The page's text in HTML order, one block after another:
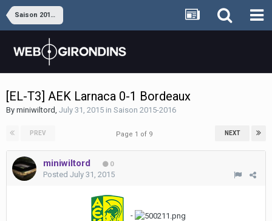
Saison 2015-2016
[EL-T3] AEK Larnaca 0-1 Bordeaux
By miniwiltord, July 31, 2015 in Saison 2015-2016
PREV NEXT
Page 1 of 9
miniwiltord 0
Posted July 31, 2015
-